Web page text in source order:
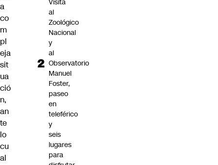
a
co
m
pl
eja
sit
ua
ció
n,
an
te
lo
cu
al
Visita
al
Zoológico
Nacional
y
al
Observatorio
Manuel
Foster,
paseo
en
teleférico
y
seis
lugares
para